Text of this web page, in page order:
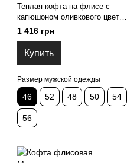
Теплая кофта на флисе с
капюшоном оливкового цвета с
искусственным мехом,
46,48,50,52,54,56 р-р (кофта
мішка ТС 46)
1 416 грн
Купить
Размер мужской одежды
46 52 48 50 54
56